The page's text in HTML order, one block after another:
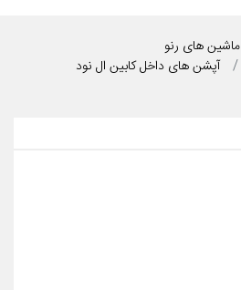
ماشین های رنو
آپشن های داخل کابین ال نود